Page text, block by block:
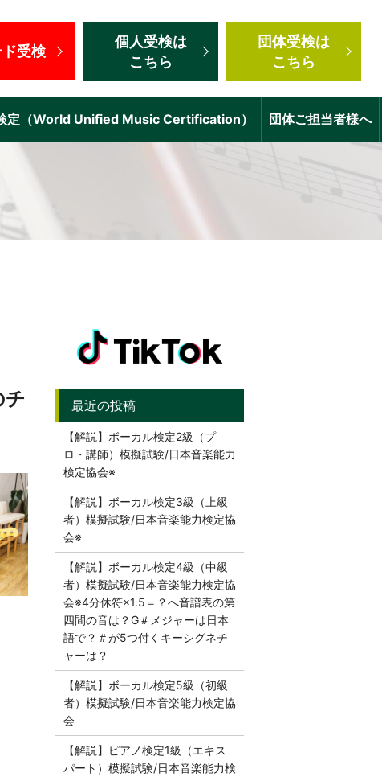
受検
個人受検は
こちら
団体受検は
こちら
定（World Unified Music Certification） 団体ご担当者様へ
チ
【解説】ボーカル検定2級（プ
ロ・講師）模擬試験/日本音楽能力
検定協会※
【解説】ボーカル検定3級（上級
者）模擬試験/日本音楽能力検定協
会※
【解説】ボーカル検定4級（中級
者）模擬試験/日本音楽能力検定協
会※4分休符×1.5＝？へ音譜表の第
四間の音は？G＃メジャーは日本
語で？＃が5つ付くキーシグネチ
ャーは？
【解説】ボーカル検定5級（初級
者）模擬試験/日本音楽能力検定協
会
【解説】ピアノ検定1級（エキス
パート）模擬試験/日本音楽能力検